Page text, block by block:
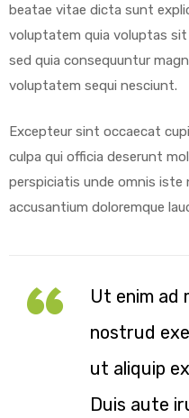
beatae vitae dicta sunt
voluptatem quia voluptas
sed quia consequuntur
voluptatem sequi nesciunt.
Excepteur sint occaecat
culpa qui officia deserunt
perspiciatis unde omnis iste
accusantium doloremque
Ut enim ad
nostrud
ut aliquip
Duis aute